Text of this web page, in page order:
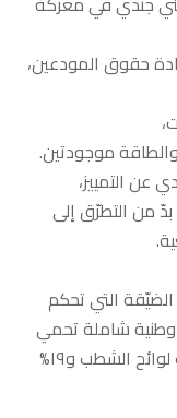
حقوق المودعين،
موجودتين.
عن التمييز،
من التطرّق إلى
التي تحكم
وطنية شاملة تحمي
الدور والوجود. نسبة المسيحيين ٣٥% حسب لوائح الشطب و١٩%